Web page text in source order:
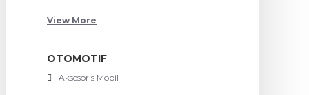
View More
OTOMOTIF
Aksesoris Mobil